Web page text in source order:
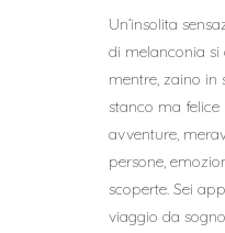
Un’insolita
di melanconia
mentre, zaino in
stanco ma felice
avventure,
persone,
scoperte. Sei
viaggio da